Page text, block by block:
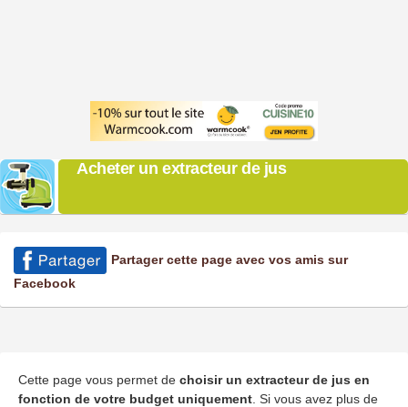
Acheter un extracteur de jus
Partager cette page avec vos amis sur
Facebook
Cette page vous permet de choisir un extracteur de jus en
fonction de votre budget uniquement . Si vous avez plus de